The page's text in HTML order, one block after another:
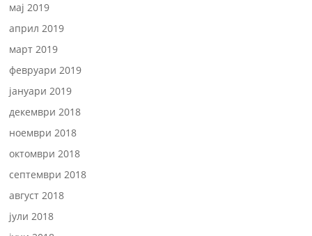
мај 2019
април 2019
март 2019
февруари 2019
јануари 2019
декември 2018
ноември 2018
октомври 2018
септември 2018
август 2018
јули 2018